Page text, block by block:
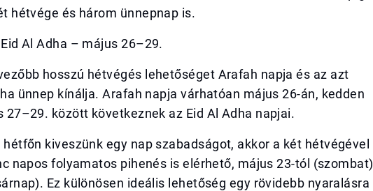
hétvége és három ünnepnap is.
Al Adha – május 26–29.
hosszú hétvégés lehetőséget Arafah napja és az azt
ünnep kínálja. Arafah napja várhatóan május 26-án, kedden
27–29. között következnek az Eid Al Adha napjai.
hétfőn kiveszünk egy nap szabadságot, akkor a két hétvégével
napos folyamatos pihenés is elérhető, május 23-tól (szombat)
Ez különösen ideális lehetőség egy rövidebb nyaralásra